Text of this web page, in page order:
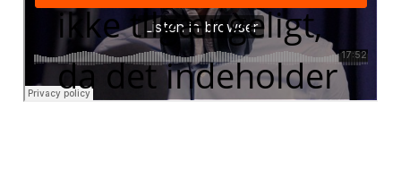
ikke tilgængeligt,
da det indeholder